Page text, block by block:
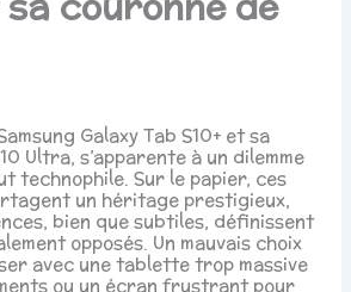
Galaxy Tab S10+ et sa
Ultra, s’apparente à un dilemme
technophile. Sur le papier, ces
un héritage prestigieux,
bien que subtiles, définissent
opposés. Un mauvais choix
avec une tablette trop massive
ou un écran frustrant pour